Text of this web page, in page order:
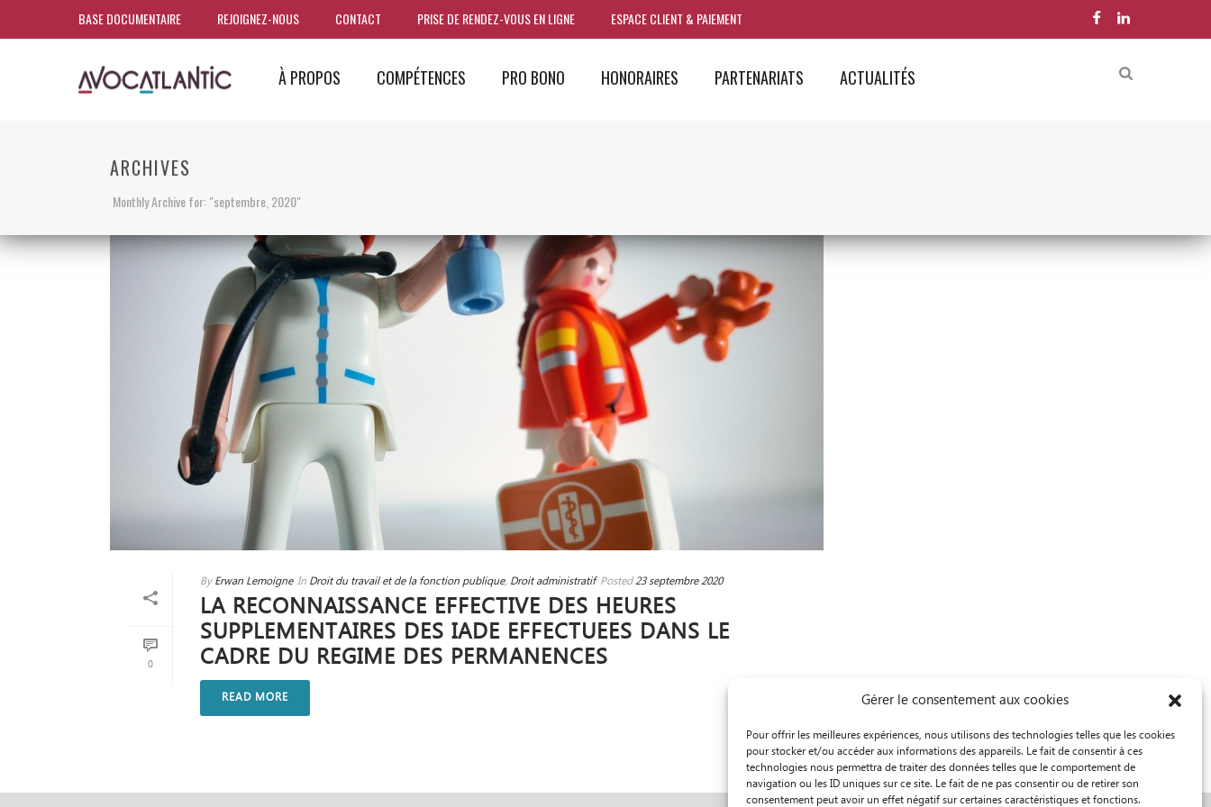
Gérer le consentement aux cookies
Pour offrir les meilleures expériences, nous utilisons des technologies telles que les cookies
pour stocker et/ou accéder aux informations des appareils. Le fait de consentir à ces
technologies nous permettra de traiter des données telles que le comportement de
navigation ou les ID uniques sur ce site. Le fait de ne pas consentir ou de retirer son
consentement peut avoir un effet négatif sur certaines caractéristiques et fonctions.
BASE DOCUMENTAIRE REJOIGNEZ-NOUS CONTACT PRISE DE RENDEZ-VOUS EN LIGNE ESPACE CLIENT & PAIEMENT
À PROPOS COMPÉTENCES PRO BONO HONORAIRES PARTENARIATS ACTUALITÉS
ARCHIVES
Monthly Archive for: "septembre, 2020"
0
By Erwan Lemoigne In Droit du travail et de la fonction publique, Droit administratif Posted23 septembre 2020
LA RECONNAISSANCE EFFECTIVE DES HEURES
SUPPLEMENTAIRES DES IADE EFFECTUEES DANS LE
CADRE DU REGIME DES PERMANENCES
READ MORE